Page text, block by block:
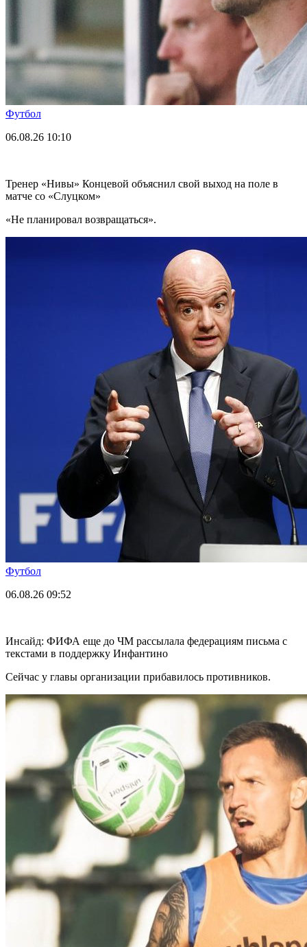
Футбол
06.08.26 10:10
Тренер «Нивы» Концевой объяснил свой выход на поле в
матче со «Слуцком»
«Не планировал возвращаться».
Футбол
06.08.26 09:52
Инсайд: ФИФА еще до ЧМ рассылала федерациям письма с
текстами в поддержку Инфантино
Сейчас у главы организации прибавилось противников.